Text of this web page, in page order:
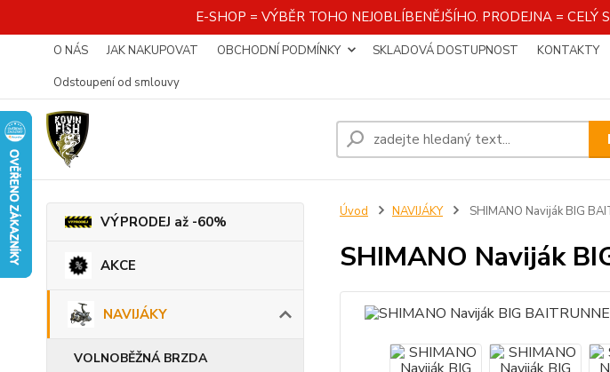
E-SHOP = VÝBĚR TOHO NEJOBLÍBENĚJŠÍHO. PRODEJNA =
O NÁS JAK NAKUPOVAT OBCHODNÍ PODMÍNKY SKLADOVÁ DOSTUPNOST KONTAKTY
Odstoupení od smlouvy
VÝPRODEJ až -60%
AKCE
NAVIJÁKY
VOLNOBĚŽNÁ BRZDA
Úvod NAVIJÁKY SHIMANO Naviják BIG
SHIMANO Naviják